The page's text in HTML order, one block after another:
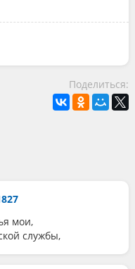
Поделиться:
мои,
службы,